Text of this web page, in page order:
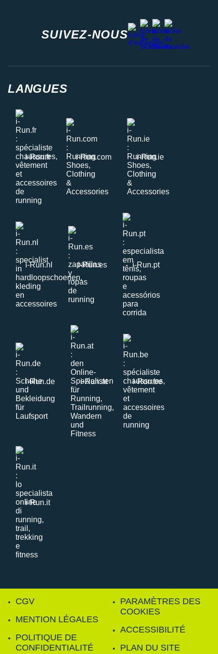
SUIVEZ-NOUS
instagram
facebook
stravayoutube
LANGUES
i-Run.fr i-Run.com i-Run.ie
i-Run.nl i-Run.es i-Run.pt
i-Run.de i-Run.at i-Run.be
i-Run.it
CGV
MENTION LÉGALES
POLITIQUE DE
CONFIDENTIALITÉ
PARAMÈTRES DES
COOKIES
ACCESSIBILITÉ
PLAN DU SITE